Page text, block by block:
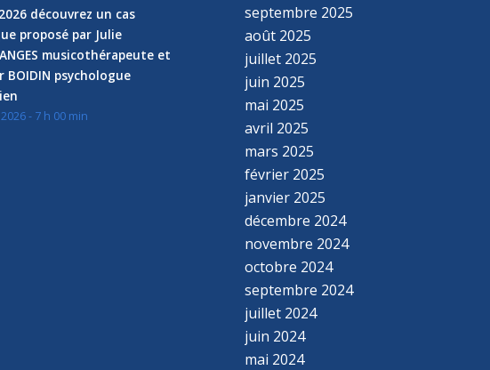
découvrez un cas
proposé par Julie
musicothérapeute et
BOIDIN psychologue
- 7 h 00 min
septembre 2025
août 2025
juillet 2025
juin 2025
mai 2025
avril 2025
mars 2025
février 2025
janvier 2025
décembre 2024
novembre 2024
octobre 2024
septembre 2024
juillet 2024
juin 2024
mai 2024